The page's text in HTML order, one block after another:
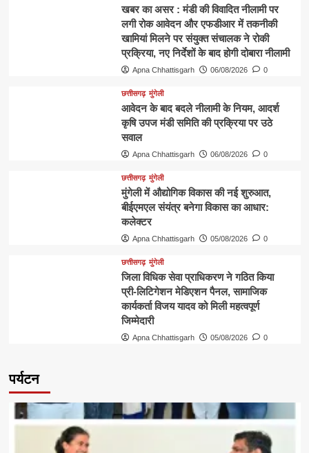
खबर का असर : मंडी की विवादित नीलामी पर
लगी रोक आवेदन और एफडीआर में तकनीकी
खामियां मिलने पर संयुक्त संचालक ने रोकी
प्रक्रिया, नए निर्देशों के बाद होगी दोबारा नीलामी
Apna Chhattisgarh 06/08/2026 0
छत्तीसगढ़ मुंगेली
आवेदन के बाद बदले नीलामी के नियम, आदर्श
कृषि उपज मंडी समिति की प्रक्रिया पर उठे
सवाल
Apna Chhattisgarh 06/08/2026 0
छत्तीसगढ़ मुंगेली
मुंगेली में औद्योगिक विकास की नई शुरुआत,
बीईएमएल संयंत्र बनेगा विकास का आधार:
कलेक्टर
Apna Chhattisgarh 05/08/2026 0
छत्तीसगढ़ मुंगेली
जिला विधिक सेवा प्राधिकरण ने गठित किया
प्री-लिटिगेशन मेडिएशन पैनल, सामाजिक
कार्यकर्ता विजय यादव को मिली महत्वपूर्ण
जिम्मेदारी
Apna Chhattisgarh 05/08/2026 0
पर्यटन